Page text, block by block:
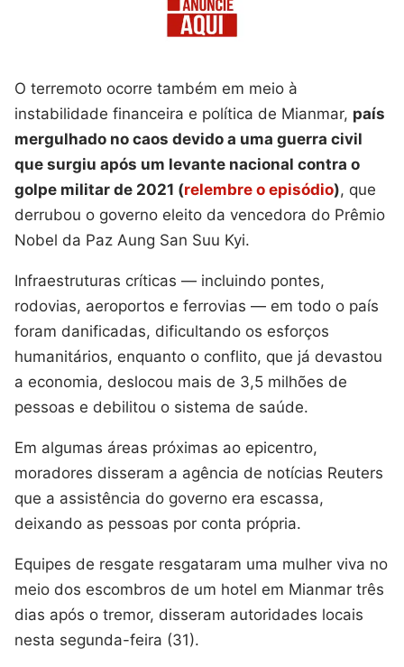
O terremoto ocorre também em meio à
instabilidade financeira e política de Mianmar, país
mergulhado no caos devido a uma guerra civil
que surgiu após um levante nacional contra o
golpe militar de 2021 (relembre o episódio), que
derrubou o governo eleito da vencedora do Prêmio
Nobel da Paz Aung San Suu Kyi.
Infraestruturas críticas — incluindo pontes,
rodovias, aeroportos e ferrovias — em todo o país
foram danificadas, dificultando os esforços
humanitários, enquanto o conflito, que já devastou
a economia, deslocou mais de 3,5 milhões de
pessoas e debilitou o sistema de saúde.
Em algumas áreas próximas ao epicentro,
moradores disseram a agência de notícias Reuters
que a assistência do governo era escassa,
deixando as pessoas por conta própria.
Equipes de resgate resgataram uma mulher viva no
meio dos escombros de um hotel em Mianmar três
dias após o tremor, disseram autoridades locais
nesta segunda-feira (31).